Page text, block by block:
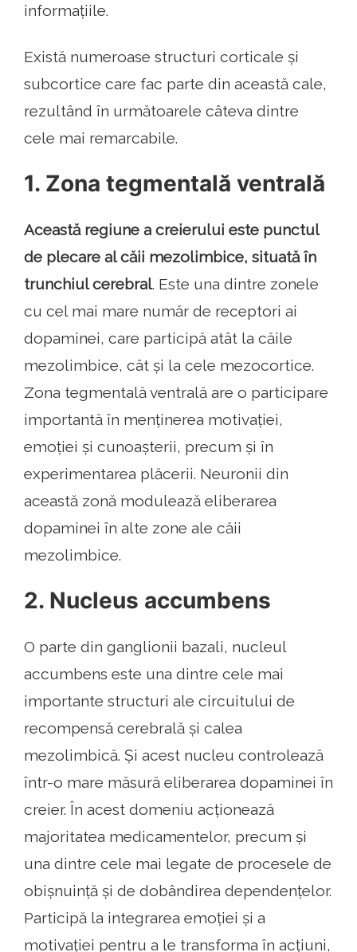
informațiile.
Există numeroase structuri corticale și
subcortice care fac parte din această cale,
rezultând în următoarele câteva dintre
cele mai remarcabile.
1. Zona tegmentală ventrală
Această regiune a creierului este punctul
de plecare al căii mezolimbice, situată în
trunchiul cerebral. Este una dintre zonele
cu cel mai mare număr de receptori ai
dopaminei, care participă atât la căile
mezolimbice, cât și la cele mezocortice.
Zona tegmentală ventrală are o participare
importantă în menținerea motivației,
emoției și cunoașterii, precum și în
experimentarea plăcerii. Neuronii din
această zonă modulează eliberarea
dopaminei în alte zone ale căii
mezolimbice.
2. Nucleus accumbens
O parte din ganglionii bazali, nucleul
accumbens este una dintre cele mai
importante structuri ale circuitului de
recompensă cerebrală și calea
mezolimbică. Și acest nucleu controlează
într-o mare măsură eliberarea dopaminei în
creier. În acest domeniu acționează
majoritatea medicamentelor, precum și
una dintre cele mai legate de procesele de
obișnuință și de dobândirea dependențelor.
Participă la integrarea emoției și a
motivației pentru a le transforma în acțiuni,